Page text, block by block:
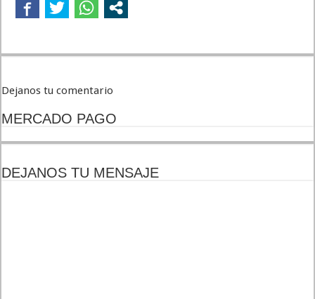
Dejanos tu comentario
MERCADO PAGO
DEJANOS TU MENSAJE